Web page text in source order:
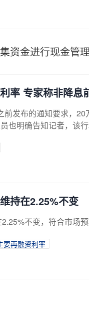
资金进行现金管
利率 专家称非降息
前发布的通知要求，20
也明确告知记者，该
持在2.25%不变
不变，符合市场
要再融资利率